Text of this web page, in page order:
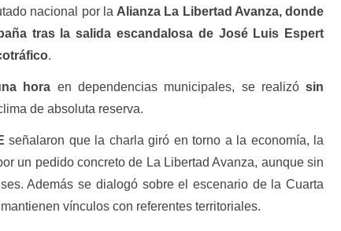
nacional por la Alianza La Libertad Avanza, donde
tras la salida escandalosa de José Luis Espert
.
hora en dependencias municipales, se realizósin
de absoluta reserva.
señalaron que la charla giró en torno a la economía, la
un pedido concreto de La Libertad Avanza, aunque sin
Además se dialogó sobre el escenario de la Cuarta
vínculos con referentes territoriales.